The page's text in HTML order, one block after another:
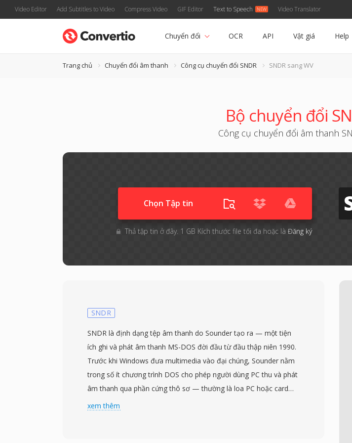
Video Editor Add Subtitles to Video Compress Video GIF Editor Text to Speech Video Translator
Chuyển đổi OCR API Vật giá Help
Trang chủ Chuyển đổi âm thanh Công cụ chuyển đổi SNDR SNDR sang WV
Bộ chuyển đổi
Công cụ chuyển đổi âm thanh
Chọn Tập tin
Thả tập tin ở đây. 1 GB Kích thước file tối đa hoặc là Đăng ký
SNDR
SNDR là định dạng tệp âm thanh do Sounder tạo ra — một tiện
ích ghi và phát âm thanh MS-DOS đời đầu từ đầu thập niên 1990.
Trước khi Windows đưa multimedia vào đại chúng, Sounder nằm
trong số ít chương trình DOS cho phép người dùng PC thu và phát
âm thanh qua phần cứng thô sơ — thường là loa PC hoặc card
âm thanh 8-bit đời đầu. Định dạng lưu trữ mẫu PCM 8-bit không
xem thêm